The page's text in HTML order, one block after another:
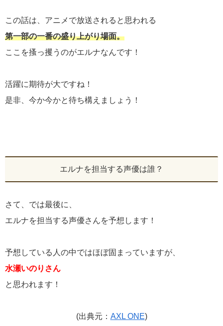
この話は、アニメで放送されると思われる
第一部の一番の盛り上がり場面。
ここを搔っ攫うのがエルナなんです！
活躍に期待が大ですね！
是非、今か今かと待ち構えましょう！
エルナを担当する声優は誰？
さて、では最後に、
エルナを担当する声優さんを予想します！
予想している人の中ではほぼ固まっていますが、
水瀬いのりさん
と思われます！
(出典元： AXL ONE)